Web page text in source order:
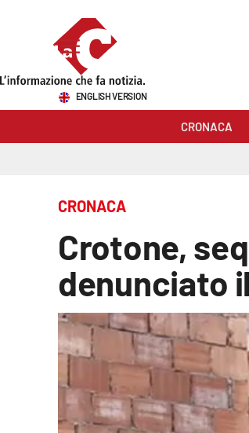
Sezioni
Economia e lavoro
Italia Mondo
ENGLISH VERSION
CRONACA
CRONACA
Crotone,
denunciato